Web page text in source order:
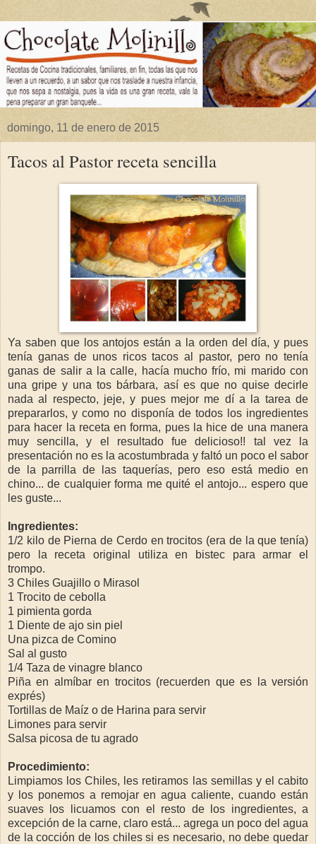
domingo, 11 de enero de 2015
Tacos al Pastor receta sencilla
Ya saben que los antojos están a la orden del día, y pues
tenía ganas de unos ricos tacos al pastor, pero no tenía
ganas de salir a la calle, hacía mucho frío, mi marido con
una gripe y una tos bárbara, así es que no quise decirle
nada al respecto, jeje, y pues mejor me dí a la tarea de
prepararlos, y como no disponía de todos los ingredientes
para hacer la receta en forma, pues la hice de una manera
muy sencilla, y el resultado fue delicioso!! tal vez la
presentación no es la acostumbrada y faltó un poco el sabor
de la parrilla de las taquerías, pero eso está medio en
chino... de cualquier forma me quité el antojo... espero que
les guste...
Ingredientes:
1/2 kilo de Pierna de Cerdo en trocitos (era de la que tenía)
pero la receta original utiliza en bistec para armar el
trompo.
3 Chiles Guajillo o Mirasol
1 Trocito de cebolla
1 pimienta gorda
1 Diente de ajo sin piel
Una pizca de Comino
Sal al gusto
1/4 Taza de vinagre blanco
Piña en almíbar en trocitos (recuerden que es la versión
exprés)
Tortillas de Maíz o de Harina para servir
Limones para servir
Salsa picosa de tu agrado
Procedimiento:
Limpiamos los Chiles, les retiramos las semillas y el cabito
y los ponemos a remojar en agua caliente, cuando están
suaves los licuamos con el resto de los ingredientes, a
excepción de la carne, claro está... agrega un poco del agua
de la cocción de los chiles si es necesario, no debe quedar